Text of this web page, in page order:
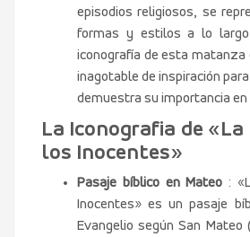
episodios religiosos, se
formas y estilos a lo
iconografía de esta matanza
inagotable de inspiración
demuestra su importancia
La Iconografia de
los Inocentes»
Pasaje bíblico en Mateo :
Inocentes» es un pasaje
Evangelio según San Mateo